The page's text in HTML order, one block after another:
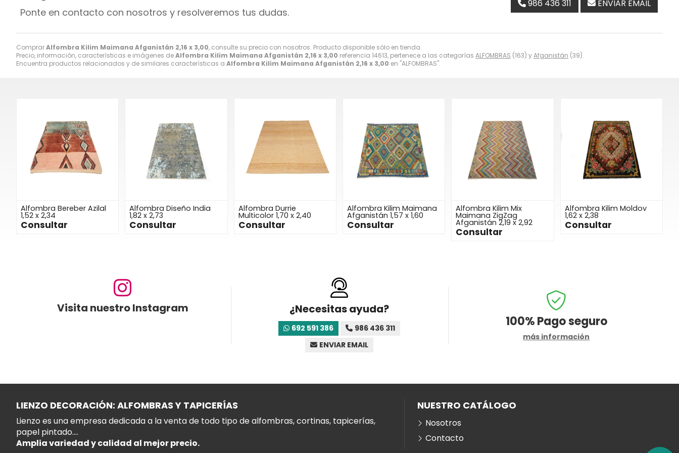
ComprarAlfombra Kilim Maimana Afganistán 2,16 x 3,00, consulte su precio con nosotros. Producto disponible sólo en tienda.
Precio, información, características e imágenes deAlfombra Kilim Maimana Afganistán 2,16 x 3,00 referencia 14613, pertenece a las categorías ALFOMBRAS (163) yAfganistán (39).
Encuentra productos relacionados y de similares características a Alfombra Kilim Maimana Afganistán 2,16 x 3,00 en "ALFOMBRAS".
Ponte en contacto con nosotros y resolveremos tus dudas.
986 436 311 ENVIAR EMAIL
Alfombra Bereber Azilal
1,52 x 2,34
Consultar
Alfombra Diseño India
1,82 x 2,73
Consultar
Alfombra Durrie
Multicolor 1,70 x 2,40
Consultar
Alfombra Kilim Maimana
Afganistán 1,57 x 1,60
Consultar
Alfombra Kilim Mix
Maimana ZigZag
Afganistán 2,19 x 2,92
Consultar
Alfombra Kilim Moldov
1,62 x 2,38
Consultar
Visita nuestro Instagram ¿Necesitas ayuda?
692 591 386
986 436 311
ENVIAR EMAIL
100%Pago seguro
más información
LIENZO DECORACIÓN: ALFOMBRAS Y TAPICERÍAS
Lienzo es una empresa dedicada a la venta de todo tipo de alfombras, cortinas, tapicerías,
papel pintado....
Amplia variedad y calidad al mejor precio.
NUESTRO CATÁLOGO
Nosotros
Contacto